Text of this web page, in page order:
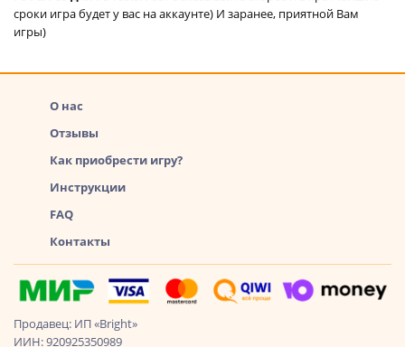
сроки игра будет у вас на аккаунте) И заранее, приятной Вам
игры)
О нас
Отзывы
Как приобрести игру?
Инструкции
FAQ
Контакты
Продавец: ИП «Bright»
ИИН: 920925350989